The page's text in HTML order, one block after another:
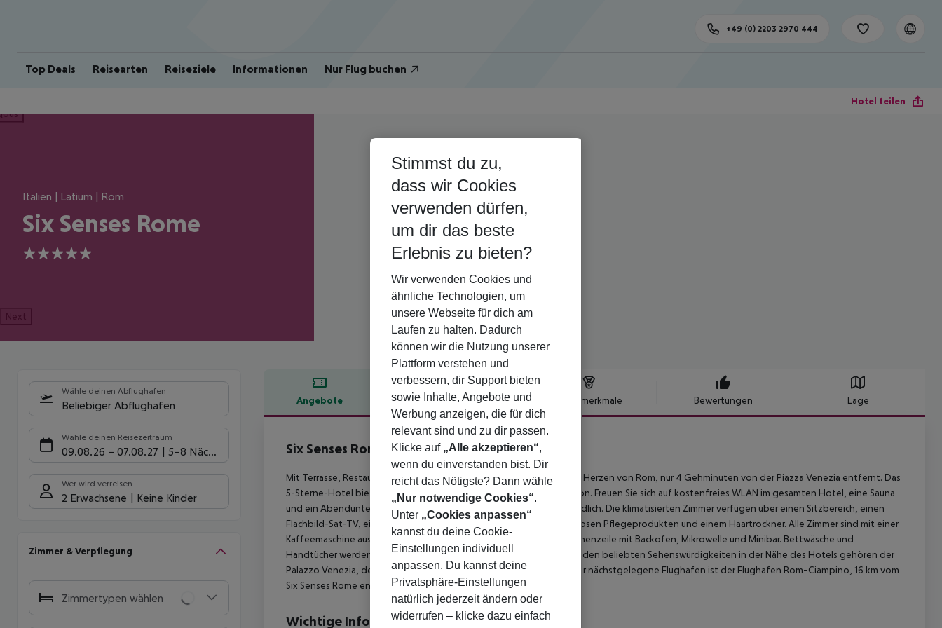
Top Deals Reisearten Reiseziele Informationen Nur Flug buchen
+49 (0) 2203 2970 444
Hotel teilen
Italien | Latium | Rom
Six Senses Rome
5
Next
Wähle deinen Abflughafen
Beliebiger Abflughafen
Wähle deinen Reisezeitraum
09.08.26 – 07.08.27 5-8 Nächte
Wer wird verreisen
2 Erwachsene Keine Kinder
Zimmer & Verpflegung
Zimmertypen wählen
Angebote Hotelbeschreibung Hotelmerkmale Bewertungen Lage
Hotelbeschreibung
Six Senses Rome
5
Mit Terrasse, Restaurant und Bar erwartet Sie das Six Senses Rome im Herzen von Rom, nur 4 Gehminuten von der Piazza Venezia entfernt. Das
5-Sterne-Hotel bietet Zimmerservice und eine 24-Stunden-Rezeption. Freuen Sie sich auf kostenfreies WLAN im gesamten Hotel, eine Sauna
und ein Abendunterhaltungsprogramm. Das Hotel ist allergikerfreundlich. Die klimatisierten Zimmer verfügen über einen Sitzbereich, einen
Flachbild-Sat-TV, einen Safe und ein eigenes Bad mit Bidet, kostenlosen Pflegeprodukten und einem Haartrockner. Alle Zimmer sind mit einer
Kaffeemaschine ausgestattet. Einige Zimmer bieten zudem eine Küchenzeile mit Backofen, Mikrowelle und Minibar. Bettwäsche und
Handtücher werden im Six Senses Rome in allen Zimmern gestellt. Zu den beliebten Sehenswürdigkeiten in der Nähe des Hotels gehören der
Palazzo Venezia, der Largo di Torre Argentina und das Pantheon. Der nächstgelegene Flughafen ist der Flughafen Rom-Ciampino, 16 km vom
Six Senses Rome entfernt.
Wichtige Informationen
Stimmst du zu,
dass wir Cookies
verwenden dürfen,
um dir das beste
Erlebnis zu bieten?
Wir verwenden Cookies und
ähnliche Technologien, um
unsere Webseite für dich am
Laufen zu halten. Dadurch
können wir die Nutzung unserer
Plattform verstehen und
verbessern, dir Support bieten
sowie Inhalte, Angebote und
Werbung anzeigen, die für dich
relevant sind und zu dir passen.
Klicke auf „Alle akzeptieren“,
wenn du einverstanden bist. Dir
reicht das Nötigste? Dann wähle
„Nur notwendige Cookies“.
Unter „Cookies anpassen“
kannst du deine Cookie-
Einstellungen individuell
anpassen. Du kannst deine
Privatsphäre-Einstellungen
natürlich jederzeit ändern oder
widerrufen – klicke dazu einfach